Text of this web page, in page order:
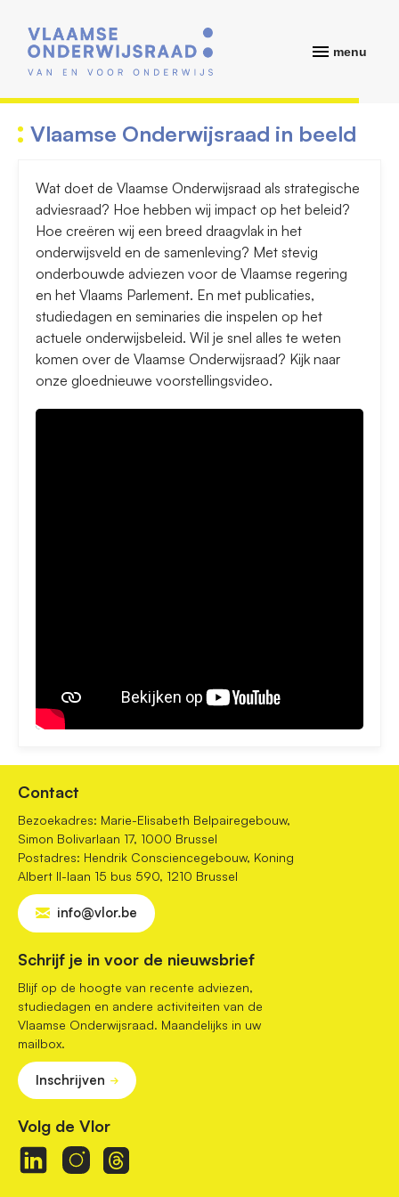
menu
Vlaamse Onderwijsraad in beeld
Wat doet de Vlaamse Onderwijsraad als strategische
adviesraad? Hoe hebben wij impact op het beleid?
Hoe creëren wij een breed draagvlak in het
onderwijsveld en de samenleving? Met stevig
onderbouwde adviezen voor de Vlaamse regering
en het Vlaams Parlement. En met publicaties,
studiedagen en seminaries die inspelen op het
actuele onderwijsbeleid. Wil je snel alles te weten
komen over de Vlaamse Onderwijsraad? Kijk naar
onze gloednieuwe voorstellingsvideo.
Contact
Bezoekadres: Marie-Elisabeth Belpairegebouw,
Simon Bolivarlaan 17, 1000 Brussel
Postadres: Hendrik Consciencegebouw, Koning
Albert II-laan 15 bus 590, 1210 Brussel
info@vlor.be
Schrijf je in voor de nieuwsbrief
Blijf op de hoogte van recente adviezen,
studiedagen en andere activiteiten van de
Vlaamse Onderwijsraad. Maandelijks in uw
mailbox.
Inschrijven
Volg de Vlor